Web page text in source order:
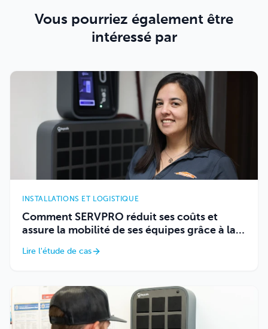
Vous pourriez également être
intéressé par
INSTALLATIONS ET LOGISTIQUE
Comment SERVPRO réduit ses coûts et
assure la mobilité de ses équipes grâce à la
Lire l'étude de cas